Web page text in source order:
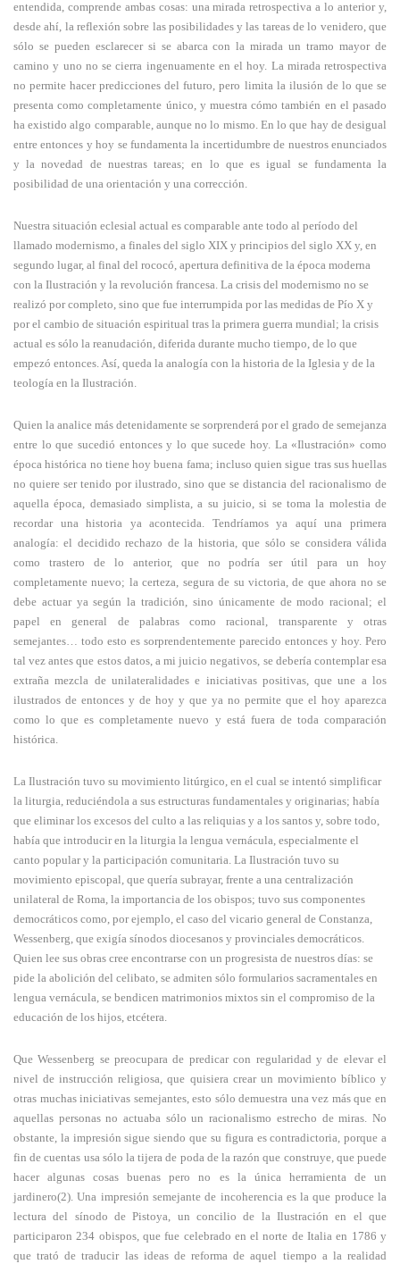
entendida, comprende ambas cosas: una mirada retrospectiva a lo anterior y,
desde ahí, la reflexión sobre las posibilidades y las tareas de lo venidero, que
sólo se pueden esclarecer si se abarca con la mirada un tramo mayor de
camino y uno no se cierra ingenuamente en el hoy. La mirada retrospectiva
no permite hacer predicciones del futuro, pero limita la ilusión de lo que se
presenta como completamente único, y muestra cómo también en el pasado
ha existido algo comparable, aunque no lo mismo. En lo que hay de desigual
entre entonces y hoy se fundamenta la incertidumbre de nuestros enunciados
y la novedad de nuestras tareas; en lo que es igual se fundamenta la
posibilidad de una orientación y una corrección.
Nuestra situación eclesial actual es comparable ante todo al período del
llamado modernismo, a finales del siglo XIX y principios del siglo XX y, en
segundo lugar, al final del rococó, apertura definitiva de la época moderna
con la Ilustración y la revolución francesa. La crisis del modernismo no se
realizó por completo, sino que fue interrumpida por las medidas de Pío X y
por el cambio de situación espiritual tras la primera guerra mundial; la crisis
actual es sólo la reanudación, diferida durante mucho tiempo, de lo que
empezó entonces. Así, queda la analogía con la historia de la Iglesia y de la
teología en la Ilustración.
Quien la analice más detenidamente se sorprenderá por el grado de semejanza
entre lo que sucedió entonces y lo que sucede hoy. La «Ilustración» como
época histórica no tiene hoy buena fama; incluso quien sigue tras sus huellas
no quiere ser tenido por ilustrado, sino que se distancia del racionalismo de
aquella época, demasiado simplista, a su juicio, si se toma la molestia de
recordar una historia ya acontecida. Tendríamos ya aquí una primera
analogía: el decidido rechazo de la historia, que sólo se considera válida
como trastero de lo anterior, que no podría ser útil para un hoy
completamente nuevo; la certeza, segura de su victoria, de que ahora no se
debe actuar ya según la tradición, sino únicamente de modo racional; el
papel en general de palabras como racional, transparente y otras
semejantes… todo esto es sorprendentemente parecido entonces y hoy. Pero
tal vez antes que estos datos, a mi juicio negativos, se debería contemplar esa
extraña mezcla de unilateralidades e iniciativas positivas, que une a los
ilustrados de entonces y de hoy y que ya no permite que el hoy aparezca
como lo que es completamente nuevo y está fuera de toda comparación
histórica.
La Ilustración tuvo su movimiento litúrgico, en el cual se intentó simplificar
la liturgia, reduciéndola a sus estructuras fundamentales y originarias; había
que eliminar los excesos del culto a las reliquias y a los santos y, sobre todo,
había que introducir en la liturgia la lengua vernácula, especialmente el
canto popular y la participación comunitaria. La Ilustración tuvo su
movimiento episcopal, que quería subrayar, frente a una centralización
unilateral de Roma, la importancia de los obispos; tuvo sus componentes
democráticos como, por ejemplo, el caso del vicario general de Constanza,
Wessenberg, que exigía sínodos diocesanos y provinciales democráticos.
Quien lee sus obras cree encontrarse con un progresista de nuestros días: se
pide la abolición del celibato, se admiten sólo formularios sacramentales en
lengua vernácula, se bendicen matrimonios mixtos sin el compromiso de la
educación de los hijos, etcétera.
Que Wessenberg se preocupara de predicar con regularidad y de elevar el
nivel de instrucción religiosa, que quisiera crear un movimiento bíblico y
otras muchas iniciativas semejantes, esto sólo demuestra una vez más que en
aquellas personas no actuaba sólo un racionalismo estrecho de miras. No
obstante, la impresión sigue siendo que su figura es contradictoria, porque a
fin de cuentas usa sólo la tijera de poda de la razón que construye, que puede
hacer algunas cosas buenas pero no es la única herramienta de un
jardinero(2). Una impresión semejante de incoherencia es la que produce la
lectura del sínodo de Pistoya, un concilio de la Ilustración en el que
participaron 234 obispos, que fue celebrado en el norte de Italia en 1786 y
que trató de traducir las ideas de reforma de aquel tiempo a la realidad